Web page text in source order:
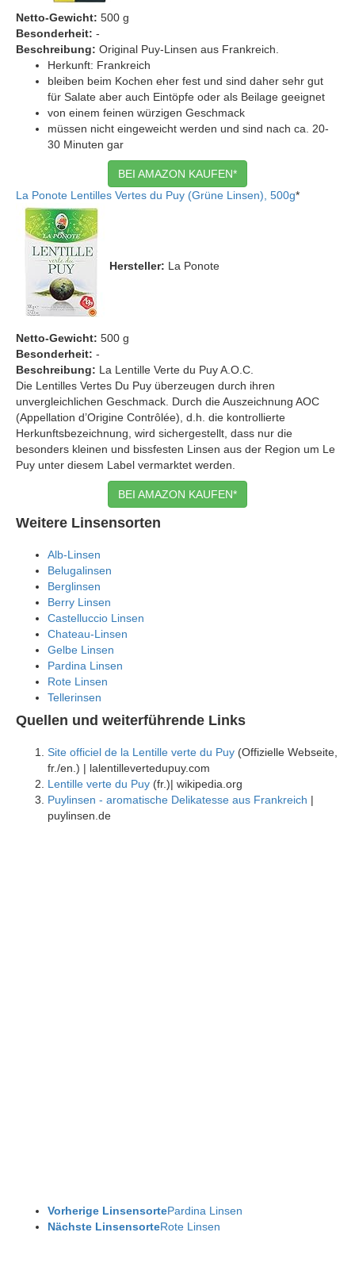
Netto-Gewicht: 500 g
Besonderheit: -
Beschreibung: Original Puy-Linsen aus Frankreich.
Herkunft: Frankreich
bleiben beim Kochen eher fest und sind daher sehr gut
für Salate aber auch Eintöpfe oder als Beilage geeignet
von einem feinen würzigen Geschmack
müssen nicht eingeweicht werden und sind nach ca. 20-
30 Minuten gar
BEI AMAZON KAUFEN*
La Ponote Lentilles Vertes du Puy (Grüne Linsen), 500g*
Hersteller: La Ponote
Netto-Gewicht: 500 g
Besonderheit: -
Beschreibung: La Lentille Verte du Puy A.O.C.
Die Lentilles Vertes Du Puy überzeugen durch ihren
unvergleichlichen Geschmack. Durch die Auszeichnung AOC
(Appellation d’Origine Contrôlée), d.h. die kontrollierte
Herkunftsbezeichnung, wird sichergestellt, dass nur die
besonders kleinen und bissfesten Linsen aus der Region um Le
Puy unter diesem Label vermarktet werden.
BEI AMAZON KAUFEN*
Weitere Linsensorten
Alb-Linsen
Belugalinsen
Berglinsen
Berry Linsen
Castelluccio Linsen
Chateau-Linsen
Gelbe Linsen
Pardina Linsen
Rote Linsen
Tellerinsen
Quellen und weiterführende Links
Site officiel de la Lentille verte du Puy (Offizielle Webseite,
fr./en.) | lalentillevertedupuy.com
Lentille verte du Puy (fr.)| wikipedia.org
Puylinsen - aromatische Delikatesse aus Frankreich |
puylinsen.de
Vorherige LinsensortePardina Linsen
Nächste LinsensorteRote Linsen